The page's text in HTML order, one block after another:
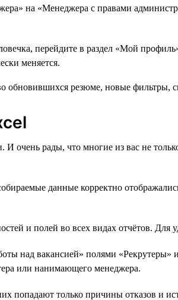
на «Менеджера с правами
перейдите в раздел «Мой
меняется.
рады, что многие из вас не
данные корректно
и полей во всех видах отчётов. Для
над вакансией» полями
или нанимающего менеджера.
попадают только причины отказов и